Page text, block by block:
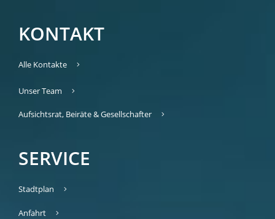
KONTAKT
Alle Kontakte
Unser Team
Aufsichtsrat, Beiräte & Gesellschafter
SERVICE
Stadtplan
Anfahrt